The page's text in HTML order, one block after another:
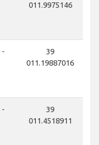
011.9975146
-
39
011.19887016
-
39
011.4518911